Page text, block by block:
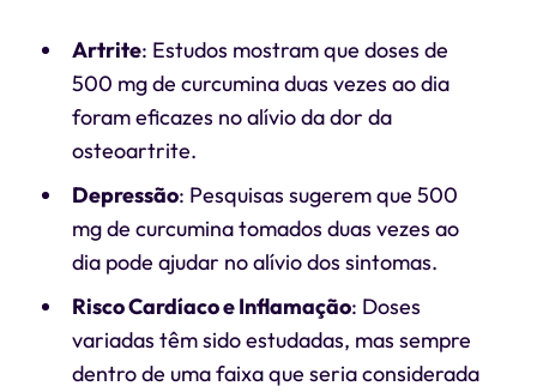
Artrite: Estudos mostram que doses de
500 mg de curcumina duas vezes ao dia
foram eficazes no alívio da dor da
osteoartrite.
Depressão: Pesquisas sugerem que 500
mg de curcumina tomados duas vezes ao
dia pode ajudar no alívio dos sintomas.
Risco Cardíaco e Inflamação: Doses
variadas têm sido estudadas, mas sempre
dentro de uma faixa que seria considerada